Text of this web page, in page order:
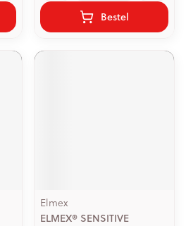
Bestel
Elmex
ELMEX® SENSITIVE